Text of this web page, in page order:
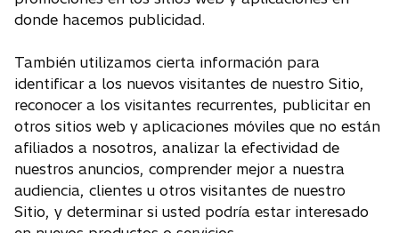
donde hacemos publicidad.
También utilizamos cierta información para
identificar a los nuevos visitantes de nuestro Sitio,
reconocer a los visitantes recurrentes, publicitar en
otros sitios web y aplicaciones móviles que no están
afiliados a nosotros, analizar la efectividad de
nuestros anuncios, comprender mejor a nuestra
audiencia, clientes u otros visitantes de nuestro
Sitio, y determinar si usted podría estar interesado